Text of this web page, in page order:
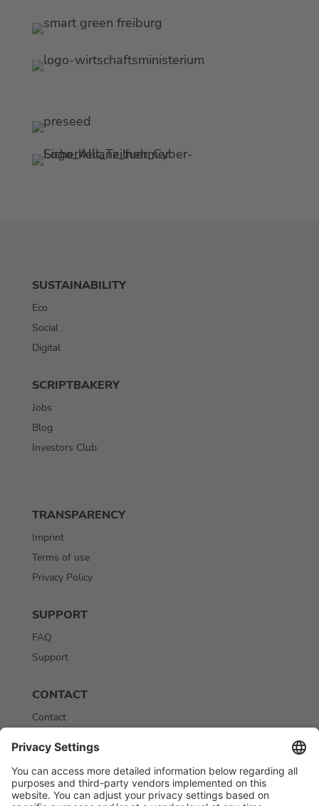
SUSTAINABILITY
Eco
Social
Digital
SCRIPTBAKERY
Jobs
Blog
Investors Club
TRANSPARENCY
Imprint
Terms of use
Privacy Policy
SUPPORT
FAQ
Support
CONTACT
Contact